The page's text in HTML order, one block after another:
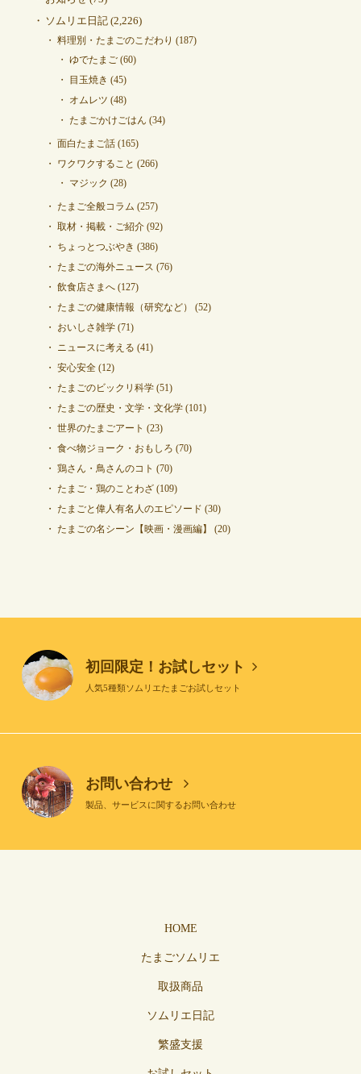
ソムリエ日記(2,226)
料理別・たまごのこだわり (187)
ゆでたまご(60)
目玉焼き (45)
オムレツ (48)
たまごかけごはん (34)
面白たまご話(165)
ワクワクすること (266)
マジック (28)
たまご全般コラム (257)
取材・掲載・ご紹介(92)
ちょっとつぶやき (386)
たまごの海外ニュース (76)
飲食店さまへ(127)
たまごの健康情報（研究など）
(52)
おいしさ雑学(71)
ニュースに考える (41)
安心安全(12)
たまごのビックリ科学(51)
たまごの歴史・文学・文化学(101)
世界のたまごアート (23)
食べ物ジョーク・おもしろ (70)
鶏さん・鳥さんのコト (70)
たまご・鶏のことわざ(109)
たまごと偉人有名人のエピソード (30)
たまごの名シーン【映画・漫画編】
(20)
初回限定！お試しセット
人気5種類ソムリエたまごお試しセット
お問い合わせ
製品、サービスに関するお問い合わせ
HOME
たまごソムリエ
取扱商品
ソムリエ日記
繁盛支援